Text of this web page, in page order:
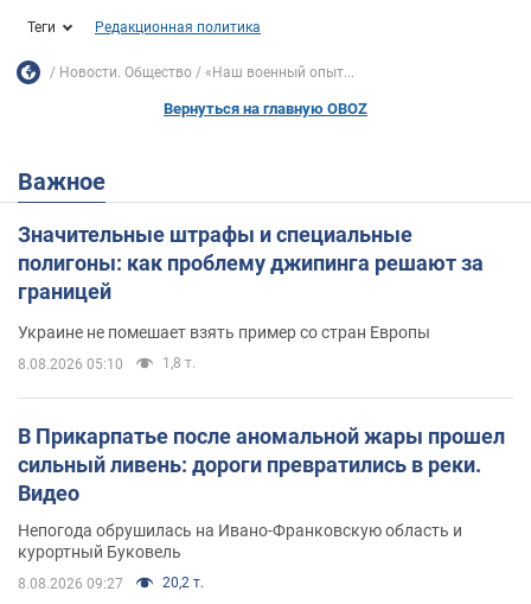
Теги Редакционная политика
Новости. Общество «Наш военный опыт...
Вернуться на главную OBOZ
Важное
Значительные штрафы и специальные
полигоны: как проблему джипинга решают за
границей
Украине не помешает взять пример со стран Европы
8.08.2026 05:10 1,8 т.
В Прикарпатье после аномальной жары прошел
сильный ливень: дороги превратились в реки.
Видео
Непогода обрушилась на Ивано-Франковскую область и
курортный Буковель
8.08.2026 09:27 20,2 т.